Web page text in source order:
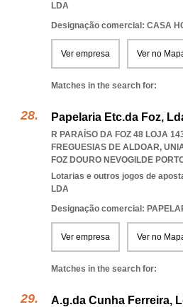
LDA
Designação comercial: CASA
Ver empresa Ver no
Matches in the search for:
Papelaria Etc.da Foz,
R PARAÍSO DA FOZ 48 LOJA
FREGUESIAS DE ALDOAR,
FOZ DOURO NEVOGILDE
Lotarias e outros jogos de
LDA
Designação comercial:
Ver empresa Ver no
Matches in the search for:
A.g.da Cunha Ferreira,